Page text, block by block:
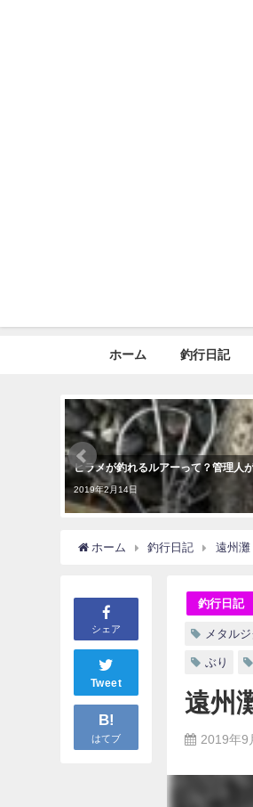
ホーム 釣行日記
ヒラメが釣れるルアーって？管理人
2019年2月14日
ホーム 釣行日記 遠州
シェア
Tweet
B!
はてブ
釣行日記
メタル
ぶり
遠州
2019年9